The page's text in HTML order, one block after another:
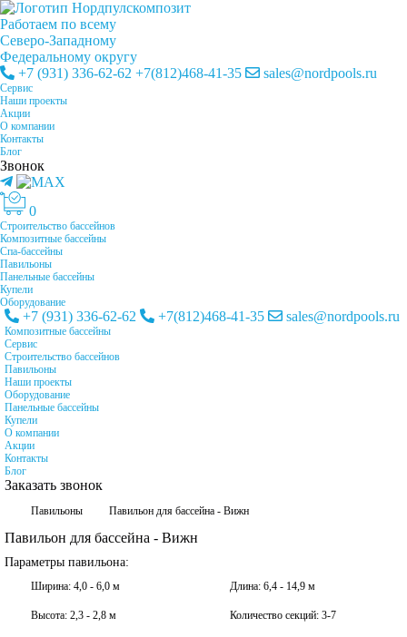
Работаем по всему
Cеверо-Западному
Федеральному округу
+7 (931) 336-62-62 +7(812)468-41-35 sales@nordpools.ru
Cервис
Наши проекты
Акции
О компании
Контакты
Блог
Звонок
0
Строительство бассейнов
Композитные бассейны
Спа-бассейны
Павильоны
Панельные бассейны
Купели
Оборудование
+7 (931) 336-62-62 +7(812)468-41-35 sales@nordpools.ru
Композитные бассейны
Cервис
Строительство бассейнов
Павильоны
Наши проекты
Оборудование
Панельные бассейны
Купели
О компании
Акции
Контакты
Блог
Заказать звонок
Павильоны Павильон для бассейна - Вижн
Павильон для бассейна - Вижн
Параметры павильона:
Ширина: 4,0 - 6,0 м Длина: 6,4 - 14,9 м
Высота: 2,3 - 2,8 м Количество секций: 3-7